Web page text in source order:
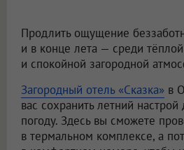
Продлить ощущение
и в конце лета — среди
и спокойной загородной
Загородный отель «Сказка» в
вас сохранить летний
погоду. Здесь вы сможете
в термальном комплексе, а